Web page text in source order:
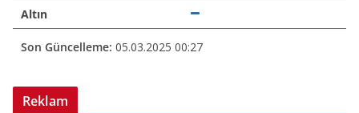
Altın
Son Güncelleme: 05.03.2025 00:27
Reklam